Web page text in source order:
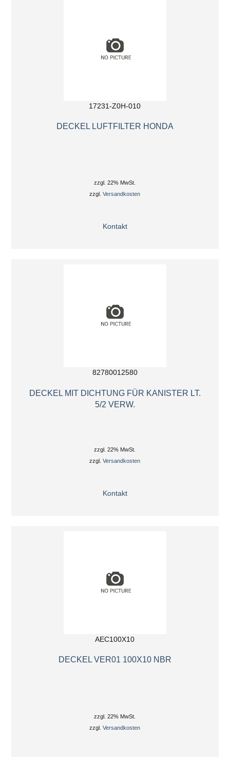
17231-Z0H-010
DECKEL LUFTFILTER HONDA
zzgl. 22% MwSt.
zzgl.Versandkosten
Kontakt
82780012580
DECKEL MIT DICHTUNG FÜR KANISTER LT.
5/2 VERW.
zzgl. 22% MwSt.
zzgl.Versandkosten
Kontakt
AEC100X10
DECKEL VER01 100X10 NBR
zzgl. 22% MwSt.
zzgl.Versandkosten